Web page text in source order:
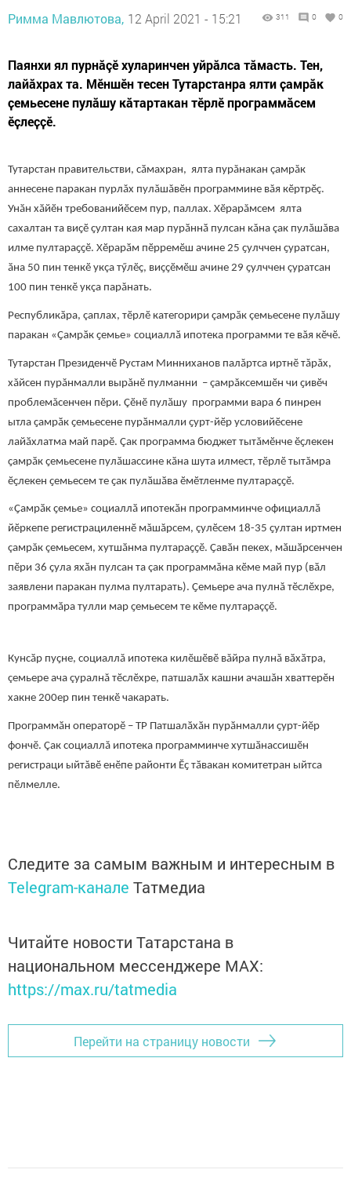
Римма Мавлютова, 12 April 2021 - 15:21 311 0 0
Паянхи ял пурнăçӗ хуларинчен уйрăлса тăмасть. Тен,
лайăхрах та. Мӗншӗн тесен Тутарстанра ялти ҫамрӑк
ҫемьесене пулӑшу кăтартакан тӗрлӗ программӑсем
ӗҫлеҫҫӗ.
Тутарстан правительстви, сӑмахран, ялта пурăнакан çамрăк
аннесене паракан пурлăх пулăшăвӗн программине вăя кӗртрӗç.
Унӑн хӑйӗн требованийӗсем пур, паллах. Хӗрарăмсем ялта
сахалтан та виҫӗ ҫултан кая мар пурӑннӑ пулсан кăна çак пулăшăва
илме пултараҫҫӗ. Хӗрарӑм пӗрремӗш ачине 25 ҫулччен ҫуратсан,
ӑна 50 пин тенкӗ укçа тӳлӗҫ, виҫҫӗмӗш ачине 29 ҫулччен çуратсан
100 пин тенкӗ укçа парăнать.
Республикӑра, çаплах, тӗрлӗ категорири çамрăк çемьесене пулӑшу
паракан «Ҫамрӑк ҫемье» социаллӑ ипотека программи те вăя кӗчӗ.
Тутарстан Президенчӗ Рустам Минниханов палăртса иртнӗ тăрăх,
хăйсен пурăнмалли вырăнӗ пулманни – çамрăксемшӗн чи ҫивӗч
проблемăсенчен пӗри. Çӗнӗ пулӑшу программи вара 6 пинрен
ытла ҫамрӑк ҫемьесене пурӑнмалли ҫурт-йӗр условийӗсене
лайӑхлатма май парӗ. Çак программа бюджет тытăмӗнче ӗҫлекен
ҫамрӑк ҫемьесене пулӑшассине кӑна шута илмест, тӗрлӗ тытăмра
ӗҫлекен ҫемьесем те ҫак пулӑшӑва ӗмӗтленме пултараҫҫӗ.
«Ҫамрӑк ҫемье» социаллӑ ипотекӑн программинче официаллӑ
йӗркепе регистрациленнӗ мăшăрсем, çулӗсем 18-35 ҫултан иртмен
çамрăк çемьесем, хутшӑнма пултараҫҫӗ. Ҫавӑн пекех, мӑшӑрсенчен
пӗри 36 ҫула яхӑн пулсан та çак программăна кӗме май пур (вӑл
заявлени паракан пулма пултарать). Ҫемьере ача пулнă тӗслӗхре,
программӑра тулли мар ҫемьесем те кӗме пултараççӗ.
Кунсӑр пуҫне, социаллă ипотека килӗшӗвӗ вăйра пулнă вӑхӑтра,
çемьере ача çуралнă тӗслӗхре, патшалӑх кашни ачашăн хваттерӗн
хакне 200ер пин тенкӗ чакарать.
Программӑн операторӗ – ТР Патшалӑхӑн пурӑнмалли ҫурт-йӗр
фончӗ. Çак социаллă ипотека программинче хутшӑнассишӗн
регистраци ыйтăвӗ енӗпе районти Ӗҫ тӑвакан комитетран ыйтса
пӗлмелле.
Следите за самым важным и интересным в
Telegram-канале Татмедиа
Читайте новости Татарстана в
национальном мессенджере MАХ:
https://max.ru/tatmedia
Перейти на страницу новости